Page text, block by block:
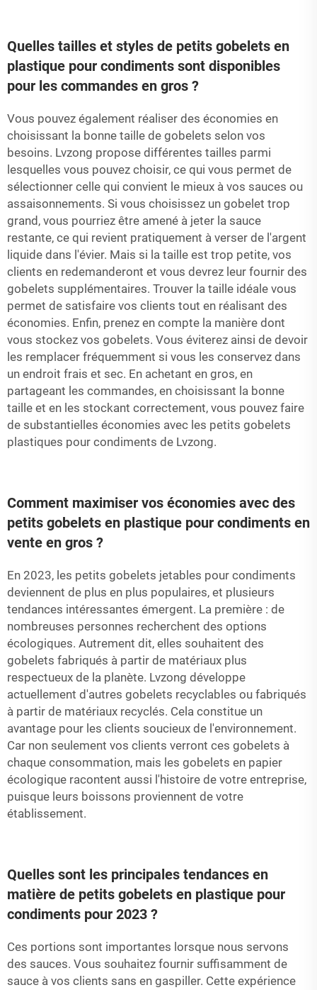
Quelles tailles et styles de petits gobelets en
plastique pour condiments sont disponibles
pour les commandes en gros ?
Vous pouvez également réaliser des économies en
choisissant la bonne taille de gobelets selon vos
besoins. Lvzong propose différentes tailles parmi
lesquelles vous pouvez choisir, ce qui vous permet de
sélectionner celle qui convient le mieux à vos sauces ou
assaisonnements. Si vous choisissez un gobelet trop
grand, vous pourriez être amené à jeter la sauce
restante, ce qui revient pratiquement à verser de l'argent
liquide dans l'évier. Mais si la taille est trop petite, vos
clients en redemanderont et vous devrez leur fournir des
gobelets supplémentaires. Trouver la taille idéale vous
permet de satisfaire vos clients tout en réalisant des
économies. Enfin, prenez en compte la manière dont
vous stockez vos gobelets. Vous éviterez ainsi de devoir
les remplacer fréquemment si vous les conservez dans
un endroit frais et sec. En achetant en gros, en
partageant les commandes, en choisissant la bonne
taille et en les stockant correctement, vous pouvez faire
de substantielles économies avec les petits gobelets
plastiques pour condiments de Lvzong.
Comment maximiser vos économies avec des
petits gobelets en plastique pour condiments en
vente en gros ?
En 2023, les petits gobelets jetables pour condiments
deviennent de plus en plus populaires, et plusieurs
tendances intéressantes émergent. La première : de
nombreuses personnes recherchent des options
écologiques. Autrement dit, elles souhaitent des
gobelets fabriqués à partir de matériaux plus
respectueux de la planète. Lvzong développe
actuellement d'autres gobelets recyclables ou fabriqués
à partir de matériaux recyclés. Cela constitue un
avantage pour les clients soucieux de l'environnement.
Car non seulement vos clients verront ces gobelets à
chaque consommation, mais les gobelets en papier
écologique racontent aussi l'histoire de votre entreprise,
puisque leurs boissons proviennent de votre
établissement.
Quelles sont les principales tendances en
matière de petits gobelets en plastique pour
condiments pour 2023 ?
Ces portions sont importantes lorsque nous servons
des sauces. Vous souhaitez fournir suffisamment de
sauce à vos clients sans en gaspiller. Cette expérience